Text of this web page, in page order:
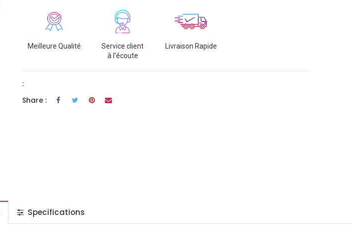
Meilleure Qualité
Service client
à l'écoute
Livraison Rapide
:
Share :
Specifications